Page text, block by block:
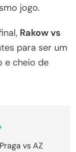
jogo.
Rakow vs
para ser um
e cheio de
vs AZ